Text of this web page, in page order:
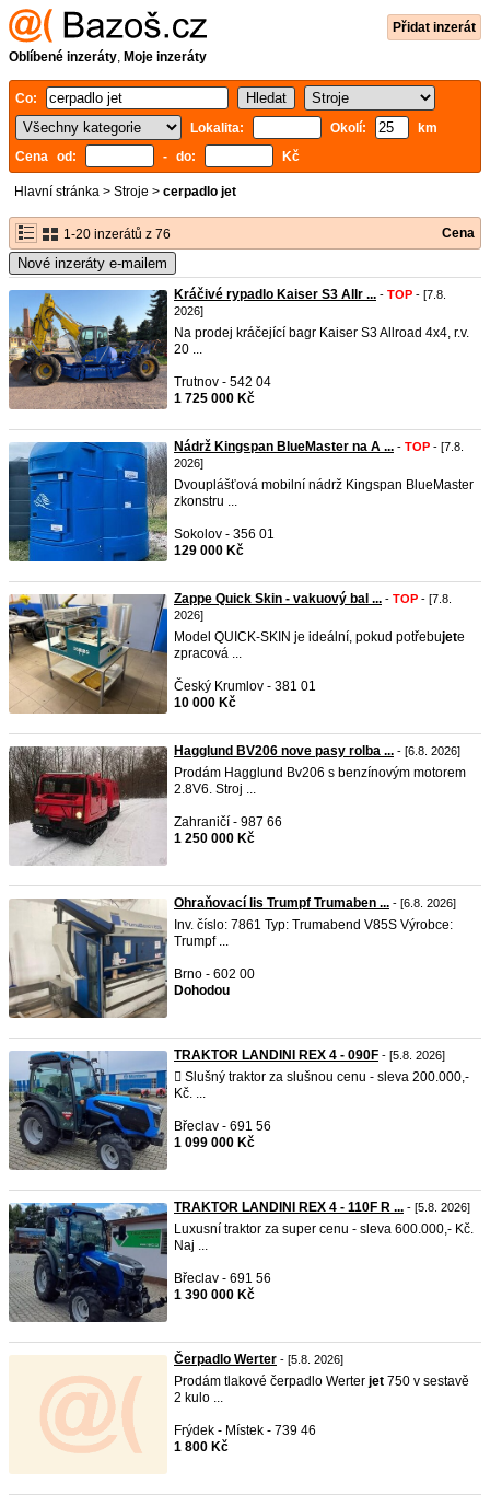
Přidat inzerát
Oblíbené inzeráty, Moje inzeráty
Co:
Lokalita:
Okolí:
km
Cena od:
- do: Kč
Hlavní stránka > Stroje > cerpadlo jet
1-20 inzerátů z 76 Cena
Nové inzeráty e-mailem
Kráčivé rypadlo Kaiser S3 Allr ... - TOP - [7.8.
2026]
Na prodej kráčející bagr Kaiser S3 Allroad 4x4, r.v.
20 ...
Trutnov - 542 04
1 725 000 Kč
Nádrž Kingspan BlueMaster na A ... - TOP - [7.8.
2026]
Dvouplášťová mobilní nádrž Kingspan BlueMaster
zkonstru ...
Sokolov - 356 01
129 000 Kč
Zappe Quick Skin - vakuový bal ... - TOP - [7.8.
2026]
Model QUICK-SKIN je ideální, pokud potřebujete
zpracová ...
Český Krumlov - 381 01
10 000 Kč
Hagglund BV206 nove pasy rolba ... - [6.8. 2026]
Prodám Hagglund Bv206 s benzínovým motorem
2.8V6. Stroj ...
Zahraničí - 987 66
1 250 000 Kč
Ohraňovací lis Trumpf Trumaben ... - [6.8. 2026]
Inv. číslo: 7861 Typ: Trumabend V85S Výrobce:
Trumpf ...
Brno - 602 00
Dohodou
TRAKTOR LANDINI REX 4 - 090F - [5.8. 2026]
 Slušný traktor za slušnou cenu - sleva 200.000,-
Kč. ...
Břeclav - 691 56
1 099 000 Kč
TRAKTOR LANDINI REX 4 - 110F R ... - [5.8. 2026]
Luxusní traktor za super cenu - sleva 600.000,- Kč.
Naj ...
Břeclav - 691 56
1 390 000 Kč
Čerpadlo Werter - [5.8. 2026]
Prodám tlakové čerpadlo Werter jet 750 v sestavě
2 kulo ...
Frýdek - Místek - 739 46
1 800 Kč